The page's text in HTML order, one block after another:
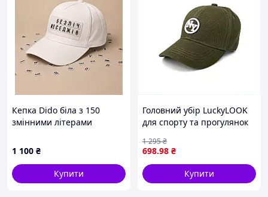
Кепка Dido біла з 150
змінними літерами
1 100 ₴
Купити
Головний убір LuckyLOOK
для спорту та прогулянок
698.98 ₴
1 295₴
Купити